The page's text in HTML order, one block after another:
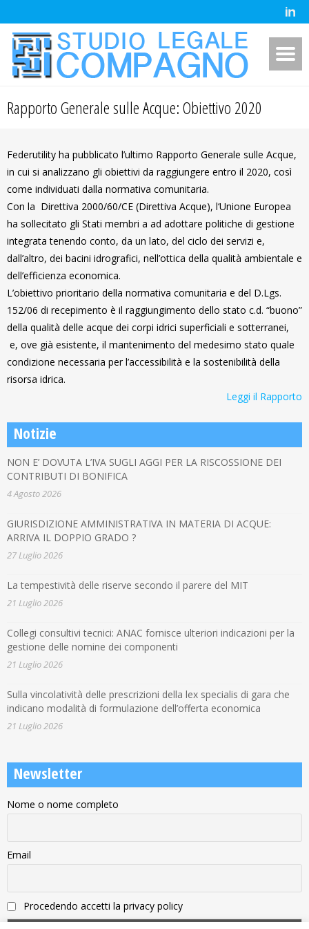
Rapporto Generale sulle Acque: Obiettivo 2020
Federutility ha pubblicato l’ultimo Rapporto Generale sulle Acque,
in cui si analizzano gli obiettivi da raggiungere entro il 2020, così
come individuati dalla normativa comunitaria.
Con la Direttiva 2000/60/CE (Direttiva Acque), l‘Unione Europea
ha sollecitato gli Stati membri a ad adottare politiche di gestione
integrata tenendo conto, da un lato, del ciclo dei servizi e,
dall’altro, dei bacini idrografici, nell’ottica della qualità ambientale e
dell’efficienza economica.
L’obiettivo prioritario della normativa comunitaria e del D.Lgs.
152/06 di recepimento è il raggiungimento dello stato c.d. “buono”
della qualità delle acque dei corpi idrici superficiali e sotterranei,
e, ove già esistente, il mantenimento del medesimo stato quale
condizione necessaria per l’accessibilità e la sostenibilità della
risorsa idrica.
Leggi il Rapporto
Notizie
NON E’ DOVUTA L’IVA SUGLI AGGI PER LA RISCOSSIONE DEI
CONTRIBUTI DI BONIFICA
4 Agosto 2026
GIURISDIZIONE AMMINISTRATIVA IN MATERIA DI ACQUE:
ARRIVA IL DOPPIO GRADO ?
27 Luglio 2026
La tempestività delle riserve secondo il parere del MIT
21 Luglio 2026
Collegi consultivi tecnici: ANAC fornisce ulteriori indicazioni per la
gestione delle nomine dei componenti
21 Luglio 2026
Sulla vincolatività delle prescrizioni della lex specialis di gara che
indicano modalità di formulazione dell’offerta economica
21 Luglio 2026
Newsletter
Nome o nome completo
Email
Procedendo accetti la privacy policy